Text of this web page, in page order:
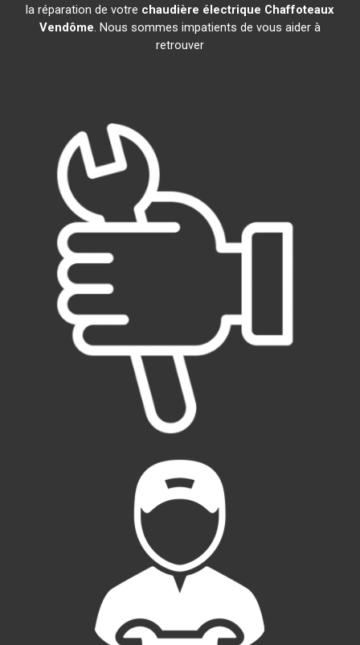
la réparation de votre chaudière électrique Chaffoteaux
Vendôme. Nous sommes impatients de vous aider à
retrouver